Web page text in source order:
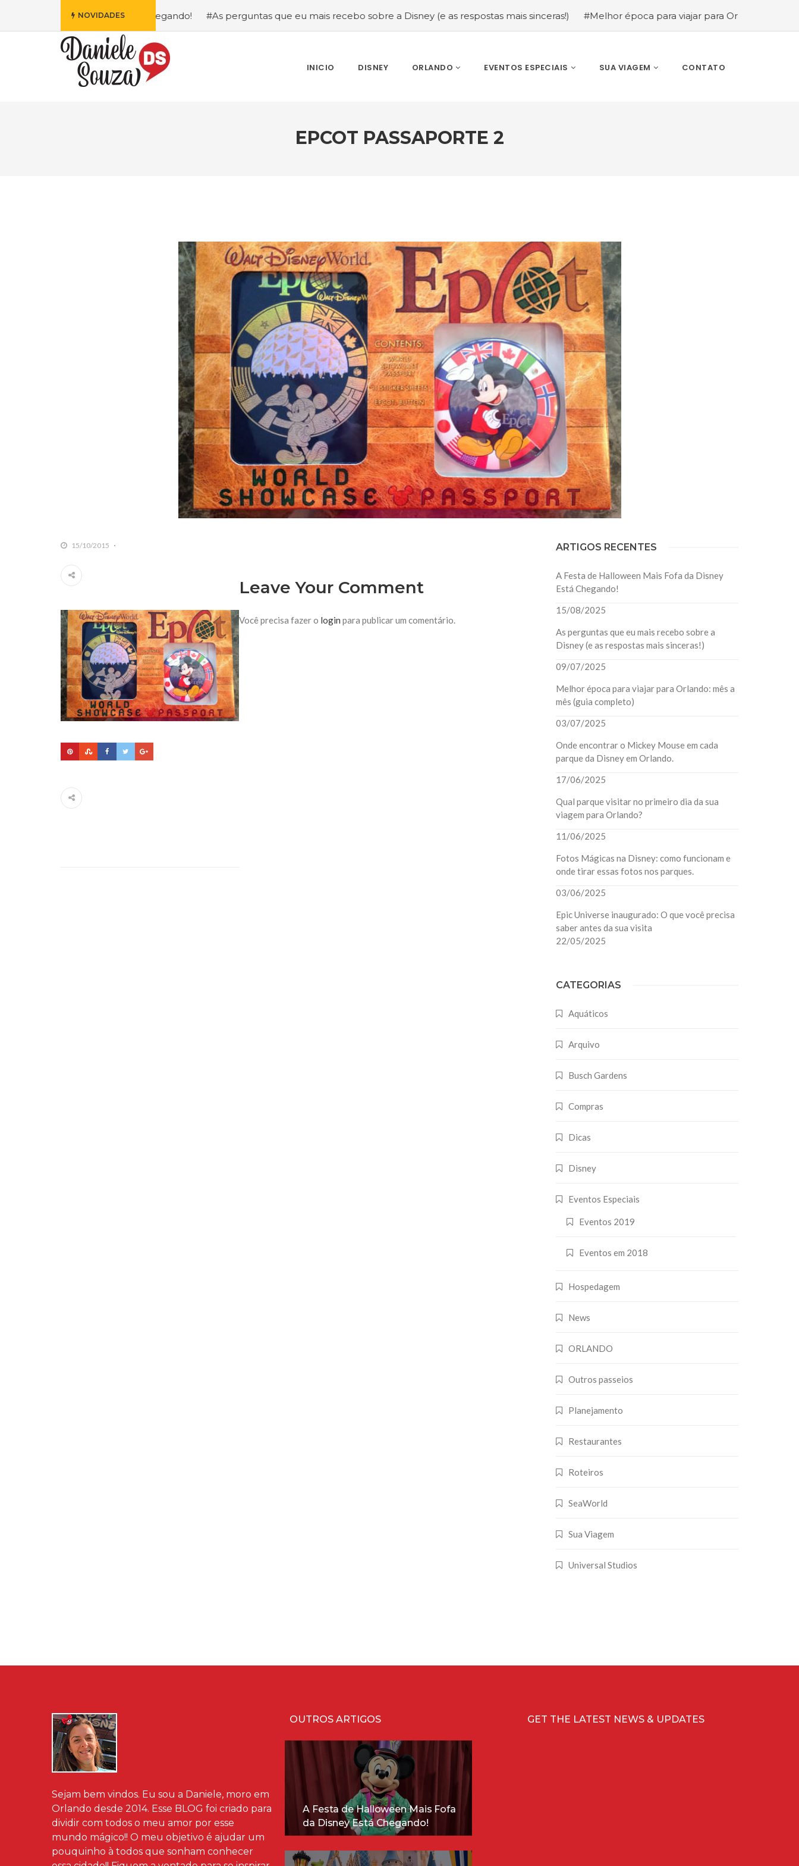
NOVIDADES
da Disney Está Chegando! #As perguntas que eu mais recebo sobre a Disney (e as respostas mais sinceras!) #Melhor época para viajar para Orlando: mês a mês (guia
INICIO DISNEY ORLANDO EVENTOS ESPECIAIS SUA VIAGEM CONTATO
EPCOT PASSAPORTE 2
15/10/2015
Leave Your Comment
Você precisa fazer o login para publicar um comentário.
ARTIGOS RECENTES
A Festa de Halloween Mais Fofa da Disney
Está Chegando!
15/08/2025
As perguntas que eu mais recebo sobre a
Disney (e as respostas mais sinceras!)
09/07/2025
Melhor época para viajar para Orlando: mês a
mês (guia completo)
03/07/2025
Onde encontrar o Mickey Mouse em cada
parque da Disney em Orlando.
17/06/2025
Qual parque visitar no primeiro dia da sua
viagem para Orlando?
11/06/2025
Fotos Mágicas na Disney: como funcionam e
onde tirar essas fotos nos parques.
03/06/2025
Epic Universe inaugurado: O que você precisa
saber antes da sua visita
22/05/2025
CATEGORIAS
Aquáticos
Arquivo
Busch Gardens
Compras
Dicas
Disney
Eventos Especiais
Eventos 2019
Eventos em 2018
Hospedagem
News
ORLANDO
Outros passeios
Planejamento
Restaurantes
Roteiros
SeaWorld
Sua Viagem
Universal Studios
Sejam bem vindos. Eu sou a Daniele, moro em
Orlando desde 2014. Esse BLOG foi criado para
dividir com todos o meu amor por esse
mundo mágico!! O meu objetivo é ajudar um
pouquinho à todos que sonham conhecer
OUTROS ARTIGOS
A Festa de Halloween Mais Fofa
da Disney Está Chegando!
GET THE LATEST NEWS & UPDATES